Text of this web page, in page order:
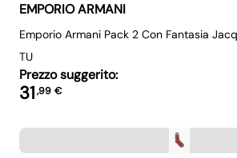
EMPORIO ARMANI
Emporio Armani Pack 2 Con Fantasia
TU
Prezzo suggerito:
31,99 €